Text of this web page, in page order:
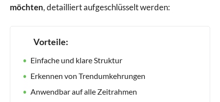
möchten, detailliert aufgeschlüsselt werden:
Vorteile:
Einfache und klare Struktur
Erkennen von Trendumkehrungen
Anwendbar auf alle Zeitrahmen